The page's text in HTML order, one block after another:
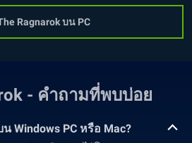
Ragnarok บน PC
- คำถามที่พบบ่อย
Windows PC หรือ Mac?